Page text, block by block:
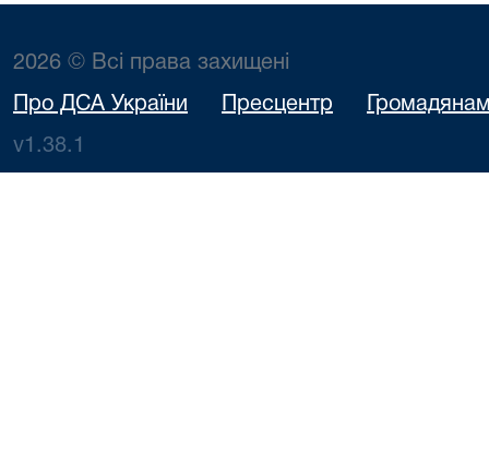
2026 © Всі права захищені
Про ДСА України Пресцентр
v1.38.1